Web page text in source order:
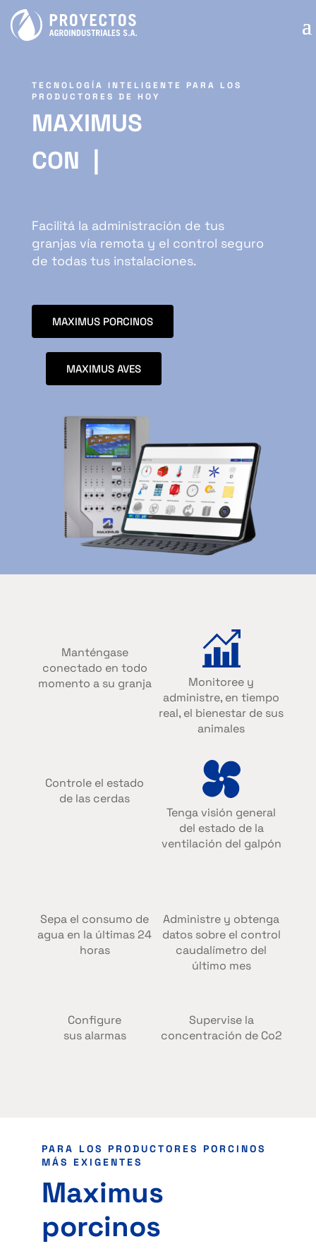
TECNOLOGÍA INTELIGENTE PARA LOS
PRODUCTORES DE HOY
MAXIMUS
CONECTAR
Facilitá la administración de tus
granjas vía remota y el control seguro
de todas tus instalaciones.
MAXIMUS PORCINOS
MAXIMUS AVES
Manténgase
conectado en todo
momento a su granja
Monitoree y
administre, en tiempo
real, el bienestar de sus
animales
Controle el estado
de las cerdas
Tenga visión general
del estado de la
ventilación del galpón
Sepa el consumo de
agua en la últimas 24
horas
Administre y obtenga
datos sobre el control
caudalímetro del
último mes
Configure
sus alarmas
Supervise la
concentración de Co2
PARA LOS PRODUCTORES PORCINOS
MÁS EXIGENTES
Maximus
porcinos